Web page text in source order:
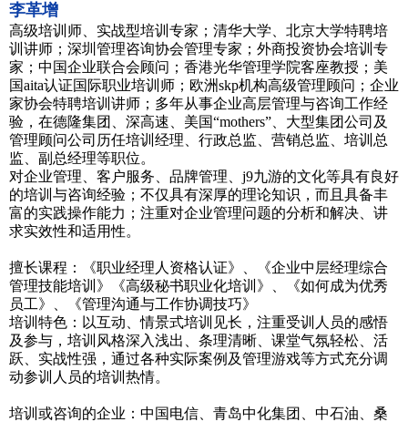
李革增
高级培训师、实战型培训专家；清华大学、北京大学特聘培
训讲师；深圳管理咨询协会管理专家；外商投资协会培训专
家；中国企业联合会顾问；香港光华管理学院客座教授；美
国aita认证国际职业培训师；欧洲skp机构高级管理顾问；企业
家协会特聘培训讲师；多年从事企业高层管理与咨询工作经
验，在德隆集团、深高速、美国“mothers”、大型集团公司及
管理顾问公司历任培训经理、行政总监、营销总监、培训总
监、副总经理等职位。
对企业管理、客户服务、品牌管理、j9九游的文化等具有良好
的培训与咨询经验；不仅具有深厚的理论知识，而且具备丰
富的实践操作能力；注重对企业管理问题的分析和解决、讲
求实效性和适用性。
擅长课程：《职业经理人资格认证》、《企业中层经理综合
管理技能培训》《高级秘书职业化培训》、《如何成为优秀
员工》、《管理沟通与工作协调技巧》
培训特色：以互动、情景式培训见长，注重受训人员的感悟
及参与，培训风格深入浅出、条理清晰、课堂气氛轻松、活
跃、实战性强，通过各种实际案例及管理游戏等方式充分调
动参训人员的培训热情。
培训或咨询的企业：中国电信、青岛中化集团、中石油、桑